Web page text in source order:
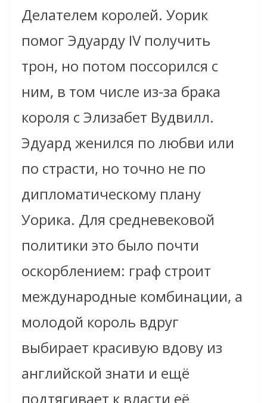
Делателем королей. Уорик
помог Эдуарду IV получить
трон, но потом поссорился с
ним, в том числе из-за брака
короля с Элизабет Вудвилл.
Эдуард женился по любви или
по страсти, но точно не по
дипломатическому плану
Уорика. Для средневековой
политики это было почти
оскорблением: граф строит
международные комбинации, а
молодой король вдруг
выбирает красивую вдову из
английской знати и ещё
подтягивает к власти её